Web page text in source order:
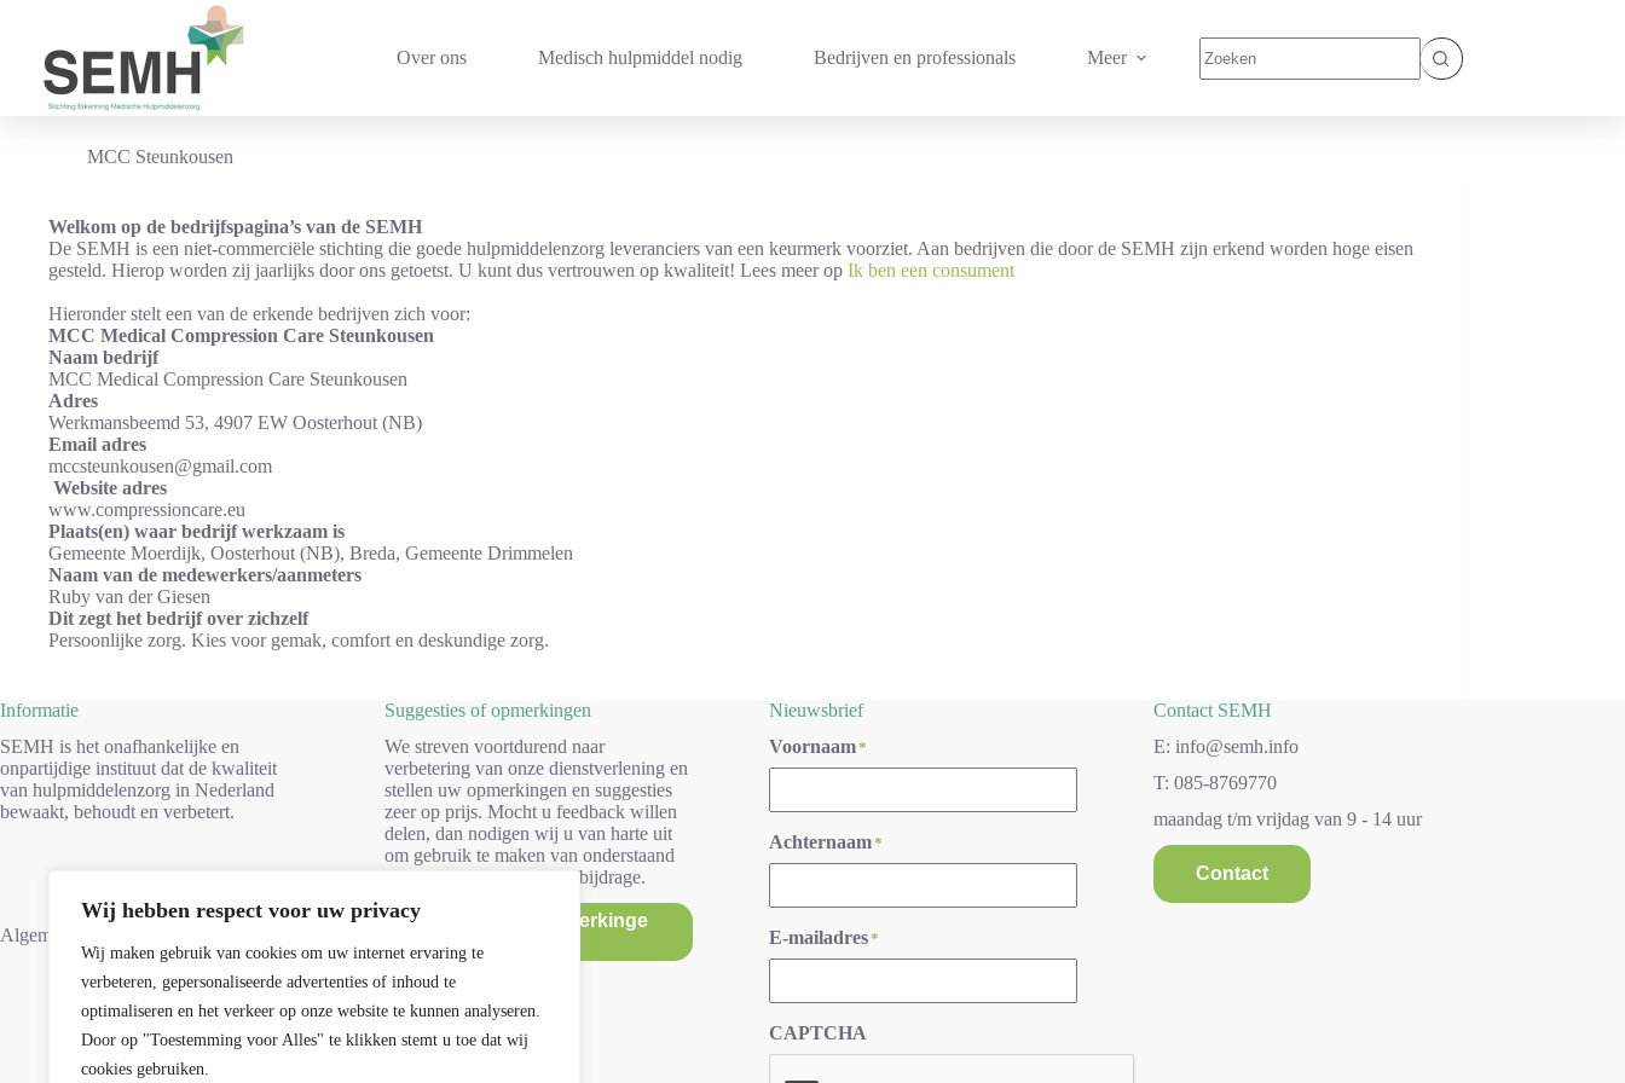
Wij hebben respect voor uw privacy
Wij maken gebruik van cookies om uw internet ervaring te
verbeteren, gepersonaliseerde advertenties of inhoud te
optimaliseren en het verkeer op onze website te kunnen analyseren.
Door op "Toestemming voor Alles" te klikken stemt u toe dat wij
cookies gebruiken.
inhoud
Over ons Medisch hulpmiddel nodig Bedrijven en professionals Meer
resultaten
MCC Steunkousen
Welkom op de bedrijfspagina’s van de SEMH
De SEMH is een niet-commerciële stichting die goede hulpmiddelenzorg leveranciers van een keurmerk voorziet. Aan bedrijven die door de SEMH zijn erkend worden hoge eisen
gesteld. Hierop worden zij jaarlijks door ons getoetst. U kunt dus vertrouwen op kwaliteit! Lees meer op Ik ben een consument
Hieronder stelt een van de erkende bedrijven zich voor:
MCC Medical Compression Care Steunkousen
Naam bedrijf
MCC Medical Compression Care Steunkousen
Adres
Werkmansbeemd 53, 4907 EW Oosterhout (NB)
Email adres
mccsteunkousen@gmail.com
Website adres
www.compressioncare.eu
Plaats(en) waar bedrijf werkzaam is
Gemeente Moerdijk, Oosterhout (NB), Breda, Gemeente Drimmelen
Naam van de medewerkers/aanmeters
Ruby van der Giesen
Dit zegt het bedrijf over zichzelf
Persoonlijke zorg. Kies voor gemak, comfort en deskundige zorg.
Informatie
SEMH is het onafhankelijke en
onpartijdige instituut dat de kwaliteit
van hulpmiddelenzorg in Nederland
bewaakt, behoudt en verbetert.
Algemene voorwaarden
Suggesties of opmerkingen
We streven voortdurend naar
verbetering van onze dienstverlening en
stellen uw opmerkingen en suggesties
zeer op prijs. Mocht u feedback willen
delen, dan nodigen wij u van harte uit
om gebruik te maken van onderstaand
formulier. Dank voor uw bijdrage.
Suggesties/opmerkinge
Nieuwsbrief
Voornaam*
Achternaam*
E-mailadres*
CAPTCHA
Contact SEMH
E: info@semh.info
T: 085-8769770
maandag t/m vrijdag van 9 - 14 uur
Contact